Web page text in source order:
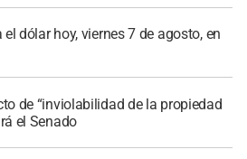
dólar hoy, viernes 7 de agosto, en
de “inviolabilidad de la propiedad
el Senado